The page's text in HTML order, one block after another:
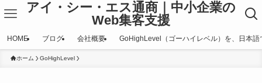
アイ・シー・エス通商｜中小企業の
Web集客支援
HOME ブログ 会社概要 GoHighLevel（ゴーハイレベル）を、日本語
ホーム GoHighLevel